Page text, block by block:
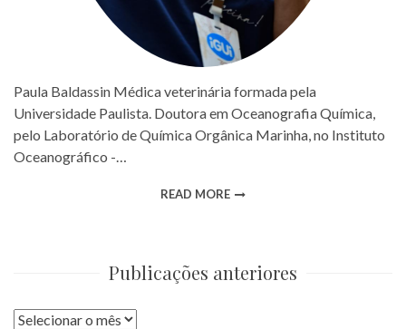
Paula Baldassin Médica veterinária formada pela
Universidade Paulista. Doutora em Oceanografia Química,
pelo Laboratório de Química Orgânica Marinha, no Instituto
Oceanográfico -…
READ MORE
Publicações anteriores
Publicações